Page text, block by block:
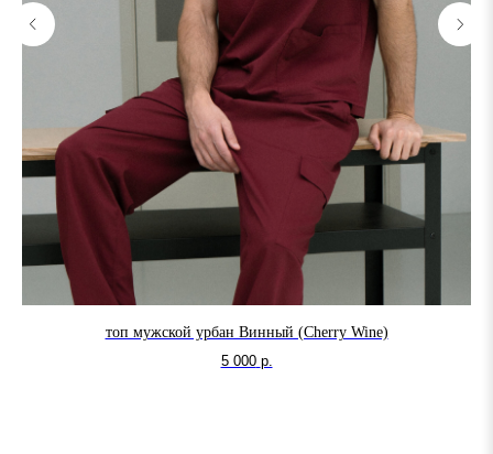
топ мужской урбан Винный (Cherry Wine)
5 000 р.